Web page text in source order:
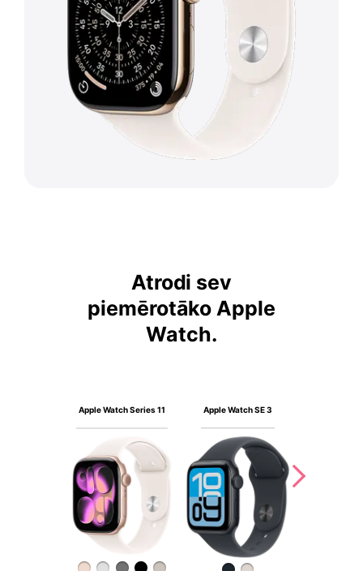
Atrodi sev
piemērotāko Apple
Watch.
Apple Watch Series 11 Apple Watch SE 3